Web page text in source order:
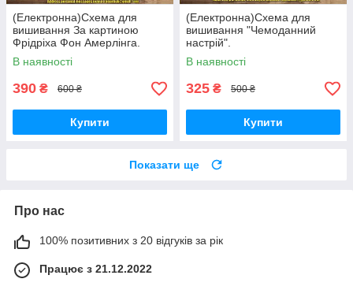
(Електронна)Схема для
вишивання За картиною
Фрідріха Фон Амерлінга.
В наявності
390 ₴ 600 ₴
Купити
(Електронна)Схема для
вишивання "Чемоданний
настрій".
В наявності
325 ₴ 500 ₴
Купити
Показати ще
Про нас
100% позитивних з 20 відгуків за рік
Працює з 21.12.2022